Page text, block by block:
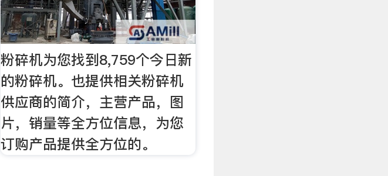
粉碎机为您找到8,759个今日新
的粉碎机。也提供相关粉碎机
供应商的简介，主营产品，图
片，销量等全方位信息，为您
订购产品提供全方位的。